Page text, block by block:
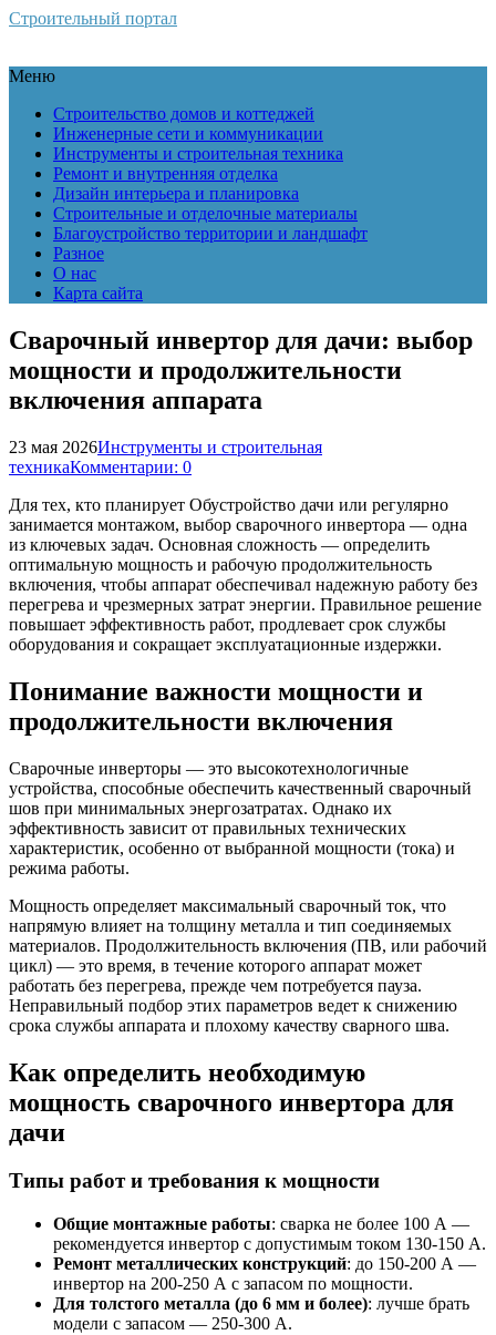
Строительный портал
Меню
Строительство домов и коттеджей
Инженерные сети и коммуникации
Инструменты и строительная техника
Ремонт и внутренняя отделка
Дизайн интерьера и планировка
Строительные и отделочные материалы
Благоустройство территории и ландшафт
Разное
О нас
Карта сайта
Сварочный инвертор для дачи: выбор
мощности и продолжительности
включения аппарата
23 мая 2026Инструменты и строительная
техникаКомментарии: 0
Для тех, кто планирует Обустройство дачи или регулярно
занимается монтажом, выбор сварочного инвертора — одна
из ключевых задач. Основная сложность — определить
оптимальную мощность и рабочую продолжительность
включения, чтобы аппарат обеспечивал надежную работу без
перегрева и чрезмерных затрат энергии. Правильное решение
повышает эффективность работ, продлевает срок службы
оборудования и сокращает эксплуатационные издержки.
Понимание важности мощности и
продолжительности включения
Сварочные инверторы — это высокотехнологичные
устройства, способные обеспечить качественный сварочный
шов при минимальных энергозатратах. Однако их
эффективность зависит от правильных технических
характеристик, особенно от выбранной мощности (тока) и
режима работы.
Мощность определяет максимальный сварочный ток, что
напрямую влияет на толщину металла и тип соединяемых
материалов. Продолжительность включения (ПВ, или рабочий
цикл) — это время, в течение которого аппарат может
работать без перегрева, прежде чем потребуется пауза.
Неправильный подбор этих параметров ведет к снижению
срока службы аппарата и плохому качеству сварного шва.
Как определить необходимую
мощность сварочного инвертора для
дачи
Типы работ и требования к мощности
Общие монтажные работы: сварка не более 100 А —
рекомендуется инвертор с допустимым током 130-150 А.
Ремонт металлических конструкций: до 150-200 А —
инвертор на 200-250 А с запасом по мощности.
Для толстого металла (до 6 мм и более): лучше брать
модели с запасом — 250-300 А.